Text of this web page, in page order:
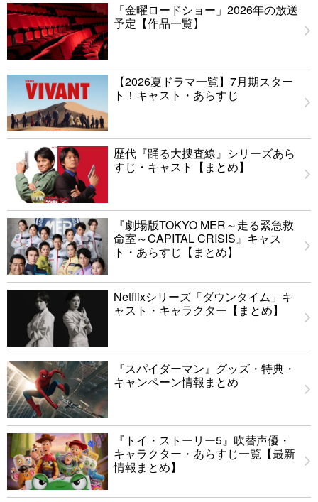
「金曜ロードショー」2026年の放送
予定【作品一覧】
【2026夏ドラマ一覧】7月期スター
ト！キャスト・あらすじ
歴代『踊る大捜査線』シリーズあら
すじ・キャスト【まとめ】
『劇場版TOKYO MER～走る緊急救
命室～CAPITAL CRISIS』キャス
ト・あらすじ【まとめ】
Netflixシリーズ「ダウンタイム」キ
ャスト・キャラクター【まとめ】
『スパイダーマン』グッズ・特典・
キャンペーン情報まとめ
『トイ・ストーリー5』吹替声優・
キャラクター・あらすじ一覧【最新
情報まとめ】